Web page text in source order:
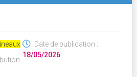
Date de publication :
18/05/2026